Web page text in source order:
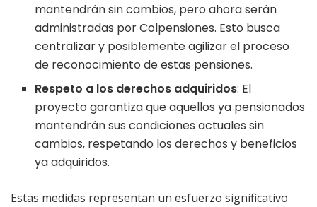
mantendrán sin cambios, pero ahora serán
administradas por Colpensiones. Esto busca
centralizar y posiblemente agilizar el proceso
de reconocimiento de estas pensiones.
Respeto a los derechos adquiridos: El
proyecto garantiza que aquellos ya pensionados
mantendrán sus condiciones actuales sin
cambios, respetando los derechos y beneficios
ya adquiridos.
Estas medidas representan un esfuerzo significativo